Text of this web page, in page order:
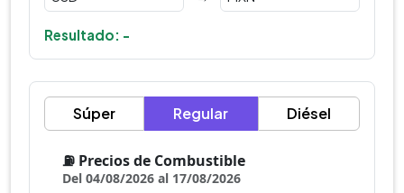
Resultado: -
Súper Regular Diésel